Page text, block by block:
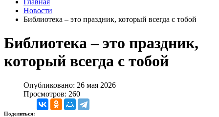
Главная
Новости
Библиотека – это праздник, который всегда с тобой
Библиотека – это праздник,
который всегда с тобой
Опубликовано: 26 мая 2026
Просмотров: 260
Поделиться: